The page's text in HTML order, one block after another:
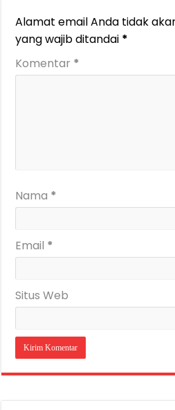
Alamat email Anda tidak
yang wajib ditandai *
Komentar *
Nama *
Email *
Situs Web